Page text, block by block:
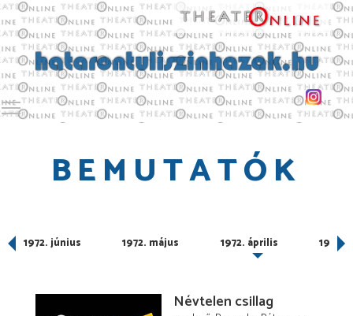
Toggle main menu visibility
BEMUTATÓK
1972. június 1972. május 1972. április 1972.
Névtelen csillag